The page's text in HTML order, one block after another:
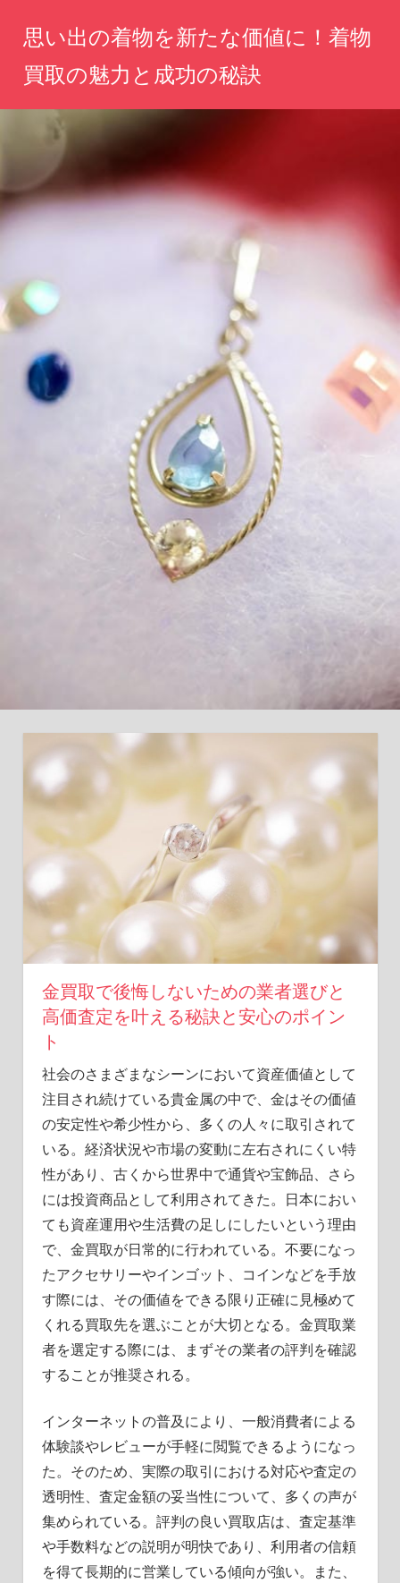
ツ
キ
ッ
思い出の着物を新たな価値に！着物
買取の魅力と成功の秘訣
い
を
へ。
大
切
着
物
に
金買取で後悔しないための業者選びと
高価査定を叶える秘訣と安心のポイン
ト
社会のさまざまなシーンにおいて資産価値として
注目され続けている貴金属の中で、金はその価値
の安定性や希少性から、多くの人々に取引されて
いる。 経済状況や市場の変動に左右されにくい特
性があり、古くから世界中で通貨や宝飾品、さら
には投資商品として利用されてきた。日本におい
ても資産運用や生活費の足しにしたいという理由
で、金買取が日常的に行われている。不要になっ
たアクセサリーやインゴット、コインなどを手放
す際には、その価値をできる限り正確に見極めて
くれる買取先を選ぶことが大切となる。金買取業
者を選定する際には、まずその業者の評判を確認
することが推奨される。
インターネットの普及により、一般消費者による
体験談やレビューが手軽に閲覧できるようになっ
た。そのため、実際の取引における対応や査定の
透明性、査定金額の妥当性について、多くの声が
集められている。評判の良い買取店は、査定基準
や手数料などの説明が明快であり、利用者の信頼
を得て長期的に営業している傾向が強い。また、